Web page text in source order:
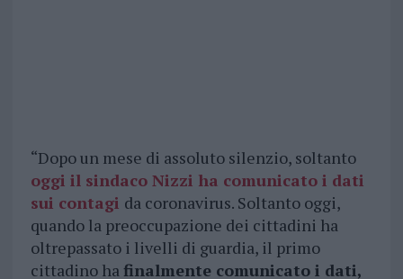
“Dopo un mese di assoluto silenzio, soltanto
oggi il sindaco Nizzi ha comunicato i dati
sui contagi da coronavirus. Soltanto oggi,
quando la preoccupazione dei cittadini ha
oltrepassato i livelli di guardia, il primo
cittadino hafinalmente comunicato i dati,